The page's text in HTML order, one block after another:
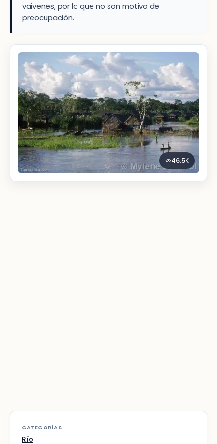
vaivenes, por lo que no son motivo de
preocupación.
46.5K
CATEGORÍAS
Río